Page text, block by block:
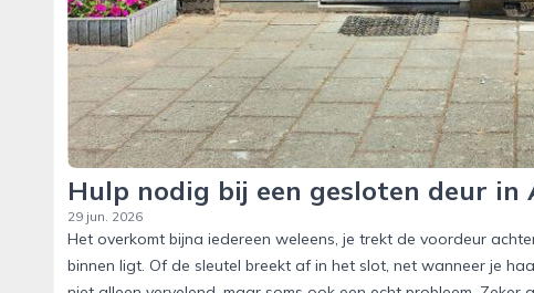
Hulp nodig bij een gesloten deur in
29 jun. 2026
Het overkomt bijna iedereen weleens, je trekt de voordeur
binnen ligt. Of de sleutel breekt af in het slot, net wanneer je